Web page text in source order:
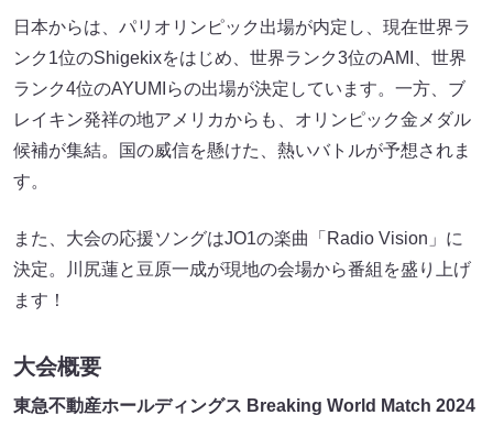
日本からは、パリオリンピック出場が内定し、現在世界ラ
ンク1位のShigekixをはじめ、世界ランク3位のAMI、世界
ランク4位のAYUMIらの出場が決定しています。一方、ブ
レイキン発祥の地アメリカからも、オリンピック金メダル
候補が集結。国の威信を懸けた、熱いバトルが予想されま
す。
また、大会の応援ソングはJO1の楽曲「Radio Vision」に
決定。川尻蓮と豆原一成が現地の会場から番組を盛り上げ
ます！
大会概要
東急不動産ホールディングス Breaking World Match 2024